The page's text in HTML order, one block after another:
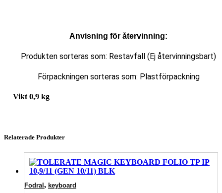
Anvisning för återvinning:
Produkten sorteras som: Restavfall (Ej återvinningsbart)
Förpackningen sorteras som: Plastförpackning
Vikt 0,9 kg
Relaterade Produkter
Fodral , keyboard